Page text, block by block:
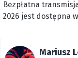
Bezpłatna
2026 jest dostępna
Mariusz